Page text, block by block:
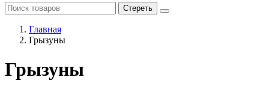
Стереть
Главная
Грызуны
Грызуны